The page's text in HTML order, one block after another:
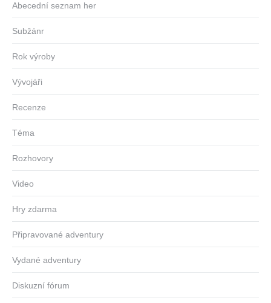
Abecední seznam her
Subžánr
Rok výroby
Vývojáři
Recenze
Téma
Rozhovory
Video
Hry zdarma
Připravované adventury
Vydané adventury
Diskuzní fórum